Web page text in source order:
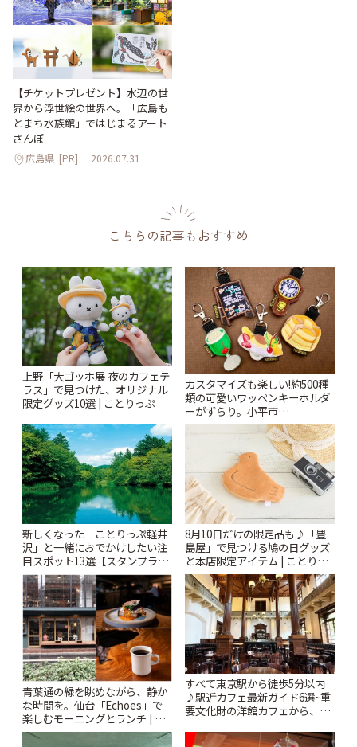
【チケットプレゼント】水辺の世
界から浮世絵の世界へ。「広島も
とまち水族館」ではじまるアート
さんぽ
広島県 [PR] 2026.07.31
こちらの記事もおすすめ
上野「大ゴッホ展 夜のカフェテ
ラス」で見つけた、オリジナル
限定グッズ10選 | ことりっぷ
カスタマイズも楽しい!約500種
類の可愛いワッペンキーホルダ
ーがずらり。小平市
「Kimamaya T&K」 | ことりっ
新しくなった「ことりっぷ軽井
沢」と一緒におでかけしたい注
目スポット13選【スタンプラリ
ー開催中】 | ことりっぷ
8月10日だけの限定品も♪「豊
島屋」で見つける鳩の日グッズ
と本店限定アイテム | ことりっ
ぷ
青葉通の緑を眺めながら、静か
な時間を。仙台「Echoes」で
楽しむモーニングとランチ | こ
とりっぷ
すべて東京駅から徒歩5分以内
♪駅近カフェ最新ガイド6選~重
要文化財の洋館カフェから、改
りっぷ